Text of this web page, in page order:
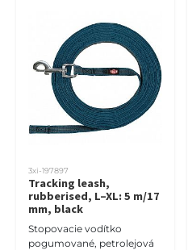
3xi-197897
Tracking leash,
rubberised, L–XL: 5 m/17
mm, black
Stopovacie vodítko
pogumované, petrolejová